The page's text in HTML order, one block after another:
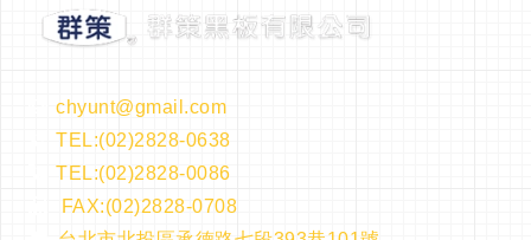
chyunt@gmail.com
TEL:(02)2828-0638
TEL:(02)2828-0086
FAX:(02)2828-0708